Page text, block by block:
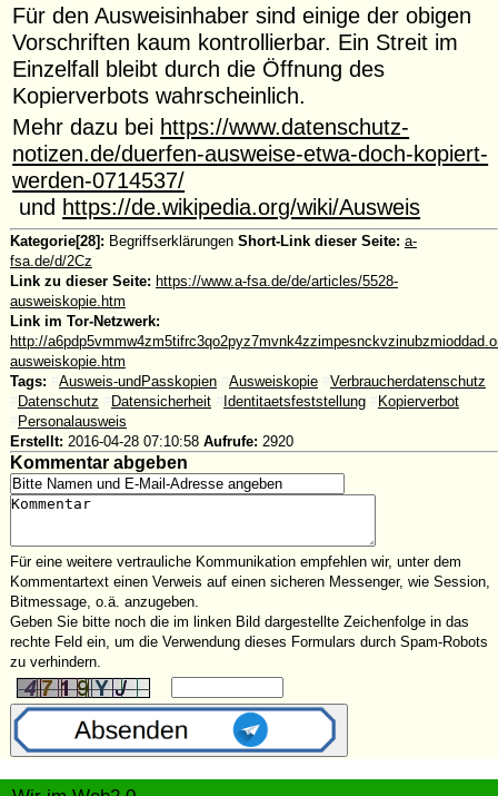
Für den Ausweisinhaber sind einige der obigen
Vorschriften kaum kontrollierbar. Ein Streit im
Einzelfall bleibt durch die Öffnung des
Kopierverbots wahrscheinlich.
Mehr dazu bei https://www.datenschutz-
notizen.de/duerfen-ausweise-etwa-doch-kopiert-
werden-0714537/
und https://de.wikipedia.org/wiki/Ausweis
Kategorie[28]: Begriffserklärungen Short-Link dieser Seite: a-
fsa.de/d/2Cz
Link zu dieser Seite: https://www.a-fsa.de/de/articles/5528-
ausweiskopie.htm
Link im Tor-Netzwerk:
http://
ausweiskopie.htm
Tags:
Ausweis-undPasskopien Ausweiskopie
Verbraucherdatenschutz
Datenschutz Datensicherheit Identitaetsfeststellung
Kopierverbot
Personalausweis
Erstellt: 2016-04-28 07:10:58 Aufrufe: 2920
Kommentar abgeben
Für eine weitere vertrauliche Kommunikation empfehlen wir, unter dem
Kommentartext einen Verweis auf einen sicheren Messenger, wie Session,
Bitmessage, o.ä. anzugeben.
Geben Sie bitte noch die im linken Bild dargestellte Zeichenfolge in das
rechte Feld ein, um die Verwendung dieses Formulars durch Spam-Robots
zu verhindern.